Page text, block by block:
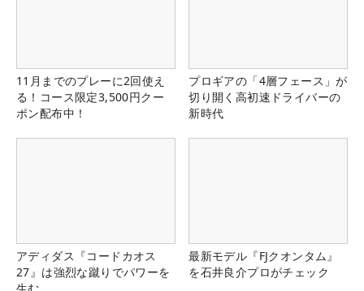
11月までのプレーに2回使え
る！コース限定3,500円クー
ポン配布中！
プロギアの「4層フェース」が
切り開く高初速ドライバーの
新時代
アディダス『コードカオス
27』は強烈な蹴りでパワーを
最新モデル『FJクオンタム』
を石井良介プロがチェック